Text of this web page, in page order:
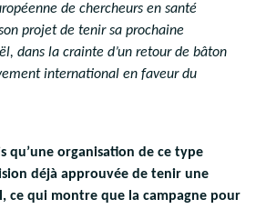
de chercheurs en santé
projet de tenir sa prochaine
dans la crainte d’un retour de bâton
international en faveur du
qu’une organisation de ce type
déjà approuvée de tenir une
ce qui montre que la campagne pour